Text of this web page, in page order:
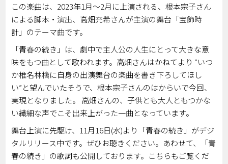
この楽曲は、2023年1月～2月に上演される、根本宗子さん
による脚本・演出、高畑充希さんが主演の舞台「宝飾時
計」のテーマ曲です。
「青春の続き」は、劇中で主人公の人生にとって大きな意
味をもつ曲として歌われます。高畑さんはかねてより “いつ
か椎名林檎に自身の出演舞台の楽曲を書き下ろしてほし
い”と望んでいたそうで、根本宗子さんのはからいで今回、
実現となりました。 高畑さんの、子供とも大人ともつかな
い繊細な声でこそ出来上がった一曲となっています。
舞台上演に先駆け、11月16日(水)より「青春の続き」がデジ
タルリリース中です。ぜひお聴きください。あわせて、「青
春の続き」の歌詞も公開しております。こちらもご覧くだ